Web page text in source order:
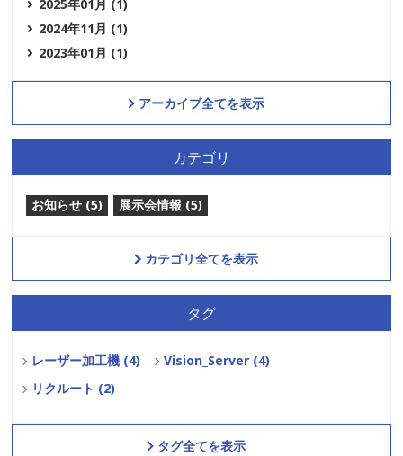
2025年01月 (1)
2024年11月 (1)
2023年01月 (1)
アーカイブ全てを表示
カテゴリ
お知らせ (5) 展示会情報 (5)
カテゴリ全てを表示
タグ
レーザー加工機 (4)
Vision_Server (4)
リクルート (2)
タグ全てを表示